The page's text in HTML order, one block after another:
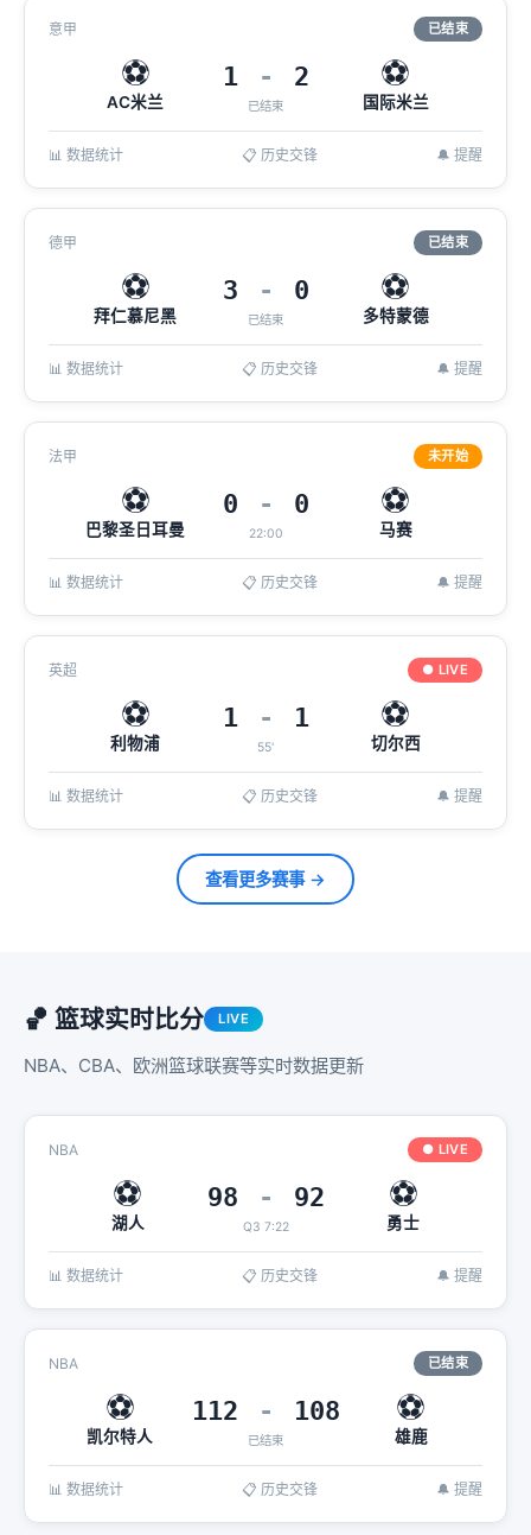
意甲 已结束
⚽
AC米兰
1 - 2
已结束
⚽
国际米兰
📊 数据统计 📋 历史交锋 🔔 提醒
德甲 已结束
⚽
拜仁慕尼黑
3 - 0
已结束
⚽
多特蒙德
📊 数据统计 📋 历史交锋 🔔 提醒
法甲 未开始
⚽
巴黎圣日耳曼
0 - 0
22:00
⚽
马赛
📊 数据统计 📋 历史交锋 🔔 提醒
英超 ● LIVE
⚽
利物浦
1 - 1
55'
⚽
切尔西
📊 数据统计 📋 历史交锋 🔔 提醒
查看更多赛事 →
🏀 篮球实时比分 LIVE
NBA、CBA、欧洲篮球联赛等实时数据更新
NBA ● LIVE
⚽
湖人
98 - 92
Q3 7:22
⚽
勇士
📊 数据统计 📋 历史交锋 🔔 提醒
NBA 已结束
⚽
凯尔特人
112 - 108
已结束
⚽
雄鹿
📊 数据统计 📋 历史交锋 🔔 提醒